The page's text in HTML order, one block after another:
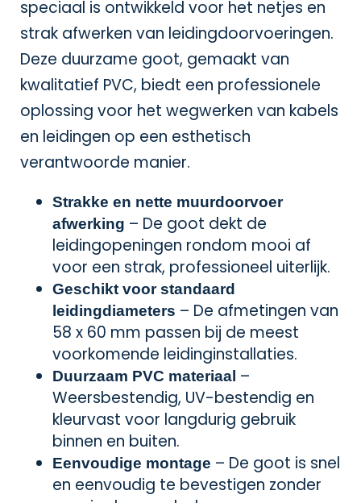
speciaal is ontwikkeld voor het netjes en
strak afwerken van leidingdoorvoeringen.
Deze duurzame goot, gemaakt van
kwalitatief PVC, biedt een professionele
oplossing voor het wegwerken van kabels
en leidingen op een esthetisch
verantwoorde manier.
Strakke en nette muurdoorvoer
afwerking – De goot dekt de
leidingopeningen rondom mooi af
voor een strak, professioneel uiterlijk.
Geschikt voor standaard
leidingdiameters – De afmetingen van
58 x 60 mm passen bij de meest
voorkomende leidinginstallaties.
Duurzaam PVC materiaal –
Weersbestendig, UV-bestendig en
kleurvast voor langdurig gebruik
binnen en buiten.
Eenvoudige montage – De goot is snel
en eenvoudig te bevestigen zonder